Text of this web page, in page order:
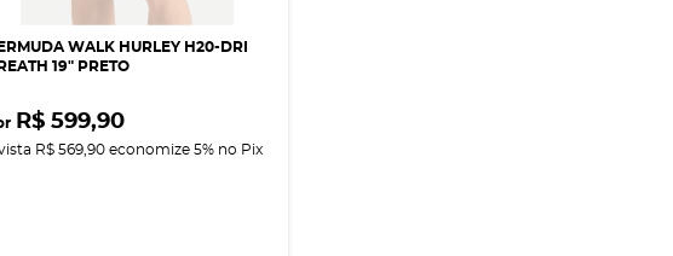
WALK HURLEY H20-DRI
19" PRETO
R$ 599,90
R$ 569,90 economize 5% no Pix